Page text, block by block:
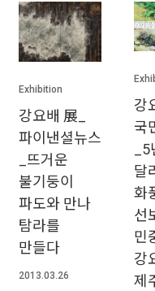
Exhibition
강요배 展_
파이낸셜뉴스
_뜨거운
불기둥이
파도와 만나
탐라를
만들다
2013.03.26
강
국
달
화
선
민
강
제